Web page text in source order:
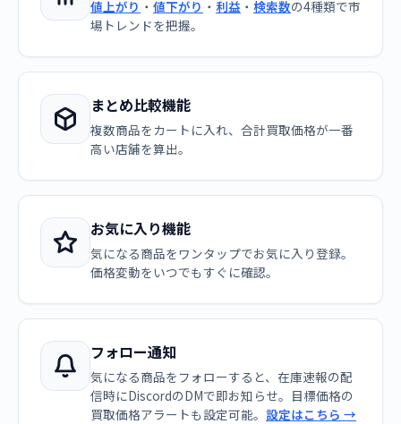
値上がり ・ 値下がり ・ 利益 ・ 検索数の4種類で市
場トレンドを把握。
まとめ比較機能
複数商品をカートに入れ、合計買取価格が一番
高い店舗を算出。
お気に入り機能
気になる商品をワンタップでお気に入り登録。
価格変動をいつでもすぐに確認。
フォロー通知
気になる商品をフォローすると、在庫速報の配
信時にDiscordのDMで即お知らせ。目標価格の
買取価格アラートも設定可能。 設定はこちら →